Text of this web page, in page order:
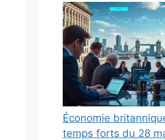
Économie
temps forts du 28